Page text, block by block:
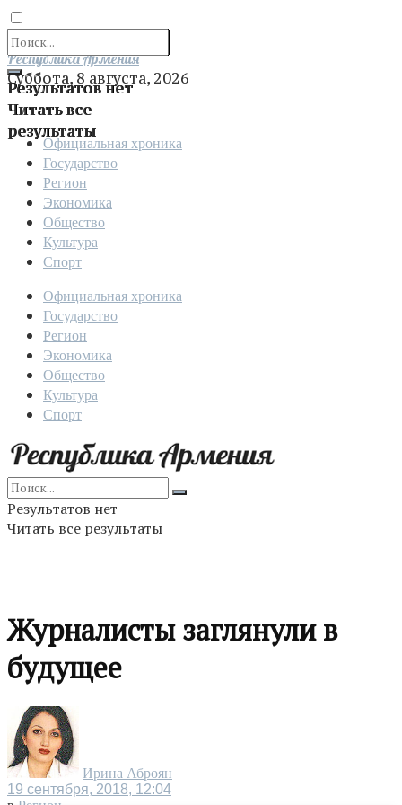
Результатов нет
Читать все
результаты
Отправить
Республика Армения
Суббота, 8 августа, 2026
Официальная хроника
Государство
Регион
Экономика
Общество
Культура
Спорт
Официальная хроника
Государство
Регион
Экономика
Общество
Культура
Спорт
Результатов нет
Читать все результаты
Журналисты заглянули в
будущее
Ирина Аброян
19 сентября, 2018, 12:04